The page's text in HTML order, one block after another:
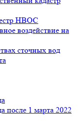
НВОС
воздействие на
сточных вод
после 1 марта 2022